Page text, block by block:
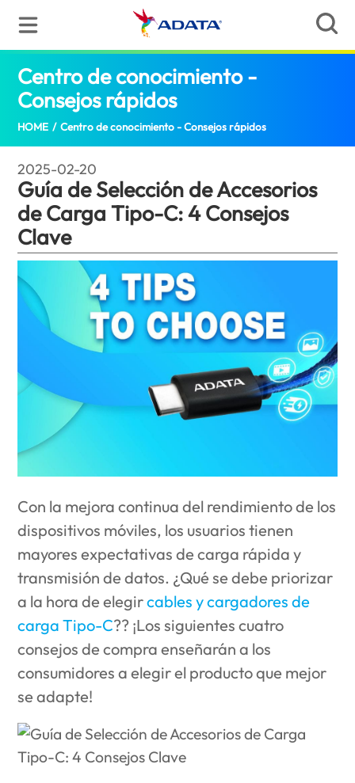
Centro de conocimiento -
Consejos rápidosGuía de Selección de
HOME / Centro de conocimiento - Consejos rápidos
2025-02-20
Guía de Selección de Accesorios
de Carga Tipo-C: 4 Consejos
Clave
Con la mejora continua del rendimiento de los
dispositivos móviles, los usuarios tienen
mayores expectativas de carga rápida y
transmisión de datos. ¿Qué se debe priorizar
a la hora de elegircables y cargadores de
carga Tipo-C?? ¡Los siguientes cuatro
consejos de compra enseñarán a los
consumidores a elegir el producto que mejor
se adapte!